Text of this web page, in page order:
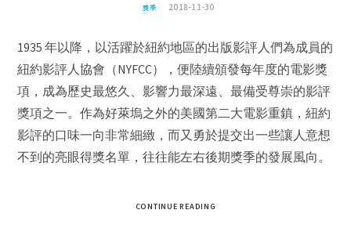
獎季 2018-11-30
1935 年以降，以活躍於紐約地區的出版影評人們為成員的
紐約影評人協會（NYFCC），便陸續頒發每年度的電影獎
項，成為歷史最悠久、影響力最深遠、最備受尊崇的影評
獎項之一。作為好萊塢之外的美國第二大電影重鎮，紐約
影評的口味一向非常細緻，而又勇於提交出一些讓人意想
不到的亮眼得獎名單，往往能左右後期獎季的發展風向。
CONTINUE READING